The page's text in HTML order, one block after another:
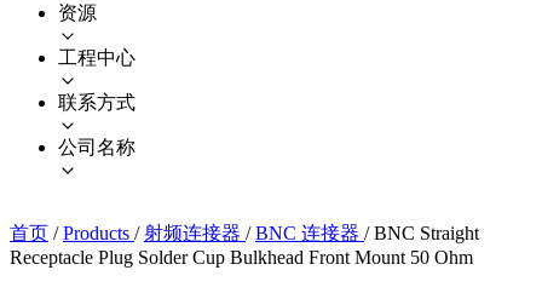
资源
工程中心
联系方式
公司名称
首页 / Products / 射频连接器 / BNC 连接器 / BNC Straight
Receptacle Plug Solder Cup Bulkhead Front Mount 50 Ohm